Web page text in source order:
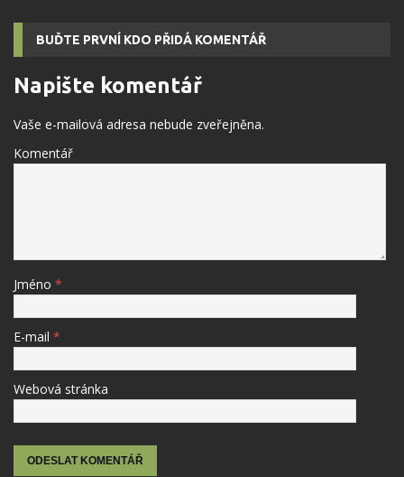
BUĎTE PRVNÍ KDO PŘIDÁ KOMENTÁŘ
Napište komentář
Vaše e-mailová adresa nebude zveřejněna.
Komentář
Jméno *
E-mail *
Webová stránka